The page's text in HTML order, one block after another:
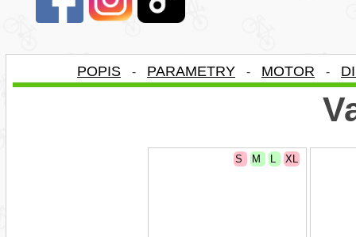
POPIS - PARAMETRY - MOTOR -
S M L XL